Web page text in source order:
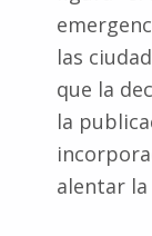
las
que la
la
alentar la